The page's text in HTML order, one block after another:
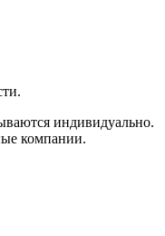
индивидуально.
компании.